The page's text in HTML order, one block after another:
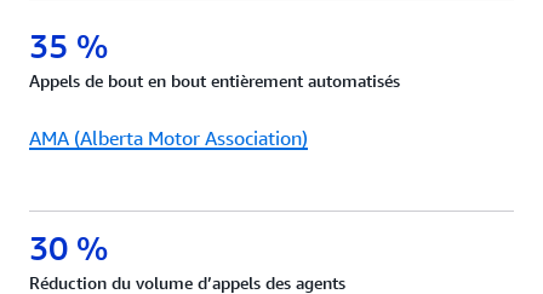
35 %
Appels de bout en bout entièrement automatisés
AMA (Alberta Motor Association)
30 %
Réduction du volume d’appels des agents